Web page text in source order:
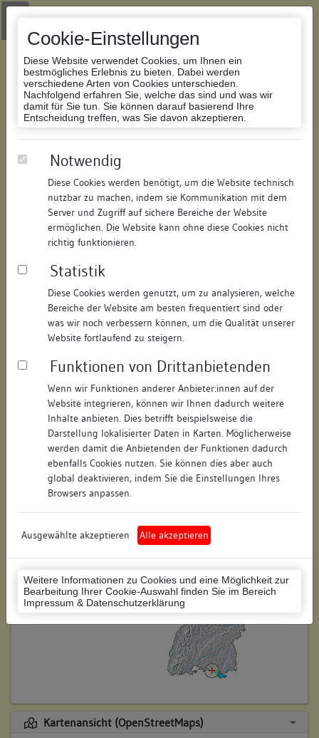
Cookie-Einstellungen
Diese Website verwendet Cookies, um Ihnen ein
bestmögliches Erlebnis zu bieten. Dabei werden
verschiedene Arten von Cookies unterschieden.
Nachfolgend erfahren Sie, welche das sind und was wir
damit für Sie tun. Sie können darauf basierend Ihre
Entscheidung treffen, was Sie davon akzeptieren.
Notwendig
Diese Cookies werden benötigt, um die Website technisch
nutzbar zu machen, indem sie Kommunikation mit dem
Server und Zugriff auf sichere Bereiche der Website
ermöglichen. Die Website kann ohne diese Cookies nicht
richtig funktionieren.
Statistik
Diese Cookies werden genutzt, um zu analysieren, welche
Bereiche der Website am besten frequentiert sind oder
was wir noch verbessern können, um die Qualität unserer
Website fortlaufend zu steigern.
Funktionen von Drittanbietenden
Wenn wir Funktionen anderer Anbieter:innen auf der
Website integrieren, können wir Ihnen dadurch weitere
Inhalte anbieten. Dies betrifft beispielsweise die
Darstellung lokalisierter Daten in Karten. Möglicherweise
werden damit die Anbietenden der Funktionen dadurch
ebenfalls Cookies nutzen. Sie können dies aber auch
global deaktivieren, indem Sie die Einstellungen Ihres
Browsers anpassen.
Ausgewählte akzeptieren Alle akzeptieren
Weitere Informationen zu Cookies und eine Möglichkeit zur
Bearbeitung Ihrer Cookie-Auswahl finden Sie im Bereich
Impressum & Datenschutzerklärung
Zur Navigation springen
Zum Inhalt der Website springen
Datenbank Bauforschung/Restaurierung
321315059108/Datum:09.07.2008
Datenbestand:
Bauforschung
Als PDF herunterladen:
Objektdaten
Straße: Konradigasse
Hausnummer: 15
Postleitzahl: 78462
Stadt-Teilort: Konstanz
Regierungsbezirk: Freiburg
Konstanz (Landkreis)
Wohnplatzschlüssel: 8335043012
Flurstücknummer: 72
Historischer Straßenname: keiner
Lage des Wohnplatzes:
Kartenansicht (OpenStreetMaps)